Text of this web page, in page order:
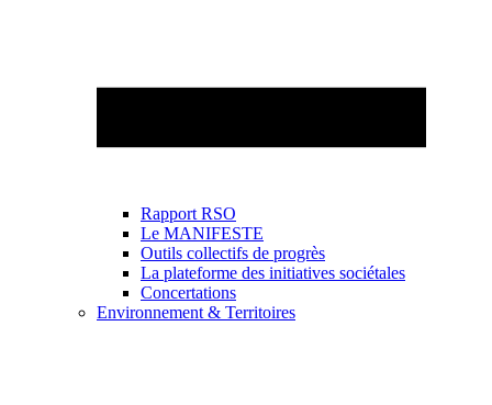
Rapport RSO
Le MANIFESTE
Outils collectifs de progrès
La plateforme des initiatives sociétales
Concertations
Environnement & Territoires